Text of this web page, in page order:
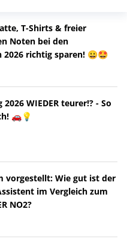
T-Shirts & freier
Noten bei den
2026 richtig sparen! 😀🤩
WIEDER teurer!? - So
🚗💡
vorgestellt: Wie gut ist der
im Vergleich zum
NO2?